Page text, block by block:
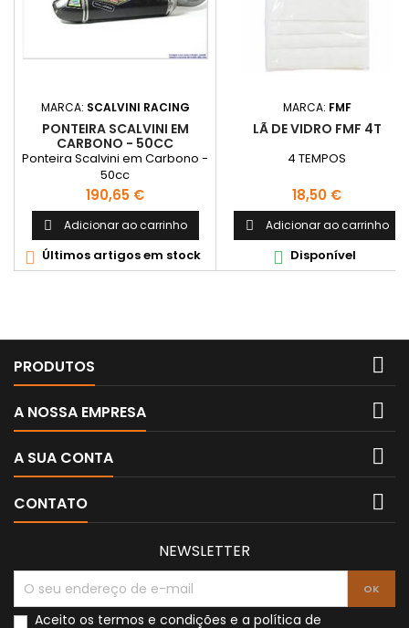
MARCA: SCALVINI RACING
PONTEIRA SCALVINI EM
CARBONO - 50CC
Ponteira Scalvini em Carbono -
50cc
Preço
190,65 €
 Adicionar ao carrinho
 Últimos artigos em stock
MARCA: FMF
LÃ DE VIDRO FMF 4T
4 TEMPOS
Preço
18,50 €
 Adicionar ao carrinho
 Disponível
PRODUTOS 
A NOSSA EMPRESA 
A SUA CONTA 
CONTATO 
NEWSLETTER
Aceito os termos e condições e a política de